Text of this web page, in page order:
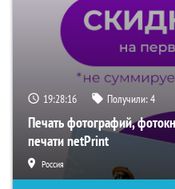
19:28:15 Получили:4
Печать фотографий,
печати netPrint
Россия